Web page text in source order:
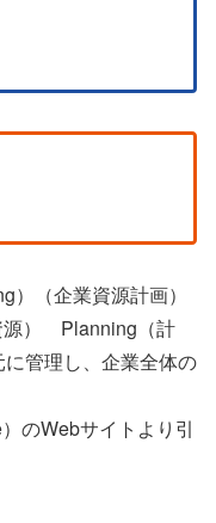
）（企業資源計画）
源） Planning（計
管理し、企業全体の
のWebサイトより引